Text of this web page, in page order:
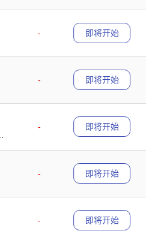
-
即将开始
-
即将开始
-
即将开始
-
即将开始
-
即将开始